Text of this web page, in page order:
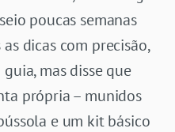
poucas semanas
dicas com precisão,
mas disse que
própria – munidos
e um kit básico